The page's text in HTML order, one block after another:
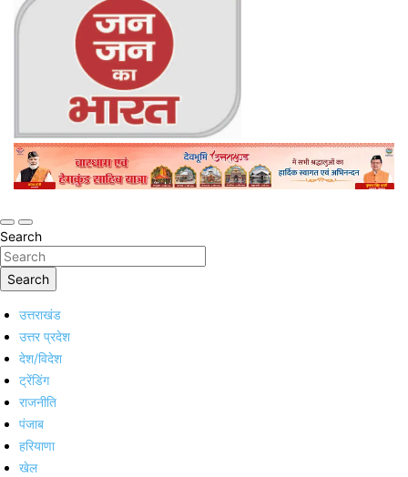
Jan Jan Ka Bharat
Online Trending Hindi News Website
Search
Search
उत्तराखंड
उत्तर प्रदेश
देश/विदेश
ट्रेंडिंग
राजनीति
पंजाब
हरियाणा
खेल